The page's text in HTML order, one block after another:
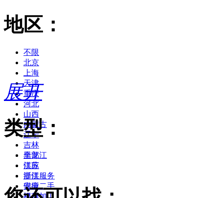
地区：
不限
北京
上海
天津
重庆
河北
山西
内蒙古
辽宁
吉林
黑龙江
江苏
浙江
安徽
福建
展开
类型：
全部
供应
提供服务
供应二手